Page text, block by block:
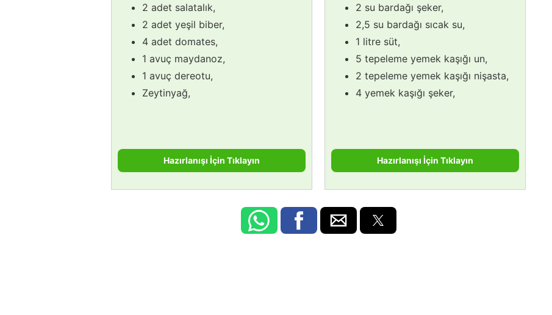
2 adet salatalık,
2 adet yeşil biber,
4 adet domates,
1 avuç maydanoz,
1 avuç dereotu,
Zeytinyağ,
Hazırlanışı İçin Tıklayın
2 su bardağı şeker,
2,5 su bardağı sıcak su,
1 litre süt,
5 tepeleme yemek kaşığı un,
2 tepeleme yemek kaşığı nişasta,
4 yemek kaşığı şeker,
Hazırlanışı İçin Tıklayın